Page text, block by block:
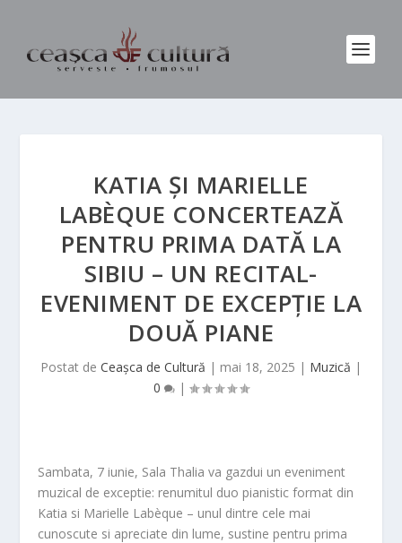
KATIA ȘI MARIELLE
LABÈQUE CONCERTEAZĂ
PENTRU PRIMA DATĂ LA
SIBIU – UN RECITAL-
EVENIMENT DE EXCEPȚIE LA
DOUĂ PIANE
Postat de Ceașca de Cultură | mai 18, 2025 | Muzică |
0
|
Sambata, 7 iunie, Sala Thalia va gazdui un eveniment
muzical de exceptie: renumitul duo pianistic format din
Katia si Marielle Labèque – unul dintre cele mai
cunoscute si apreciate din lume, sustine pentru prima